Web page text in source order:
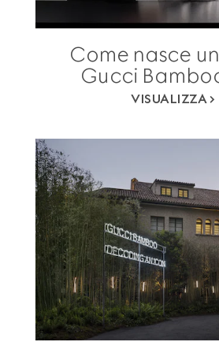
Come nasce
Gucci
VISUALIZZA